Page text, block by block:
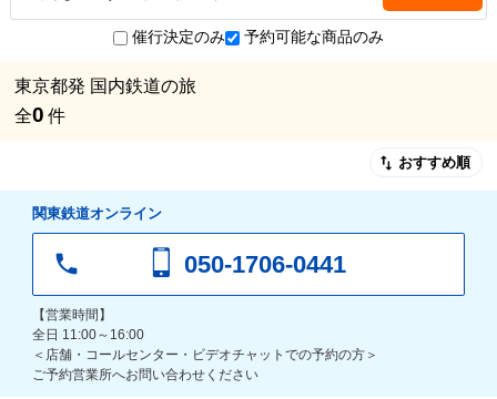
催行決定のみ 予約可能な商品のみ
東京都発 国内鉄道の旅
全0 件
おすすめ順
関東鉄道オンライン
050-1706-0441
【営業時間】
全日 11:00～16:00
＜店舗・コールセンター・ビデオチャットでの予約の方＞
ご予約営業所へお問い合わせください